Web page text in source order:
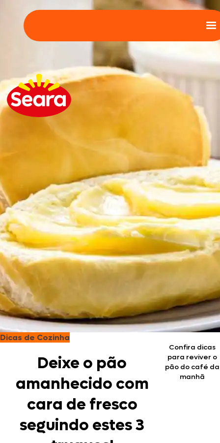
Dicas de Cozinha
Deixe o pão
amanhecido com
cara de fresco
seguindo estes 3
Confira dicas
para reviver o
pão do café da
manhã